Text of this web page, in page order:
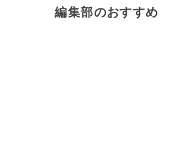
編集部のおすすめ